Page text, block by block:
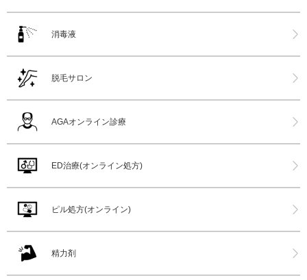
消毒液
脱毛サロン
AGAオンライン診療
ED治療(オンライン処方)
ピル処方(オンライン)
精力剤